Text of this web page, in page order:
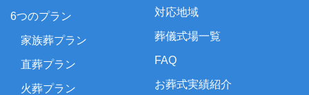
6つのプラン
家族葬プラン
直葬プラン
火葬プラン
対応地域
葬儀式場一覧
FAQ
お葬式実績紹介